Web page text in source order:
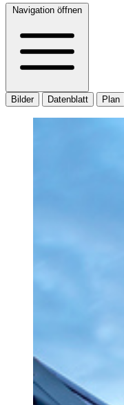
Navigation öffnen
Bilder Datenblatt Plan